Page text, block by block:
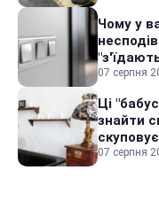
Чому у
07 серпня
Ці
знайти
07 серпня